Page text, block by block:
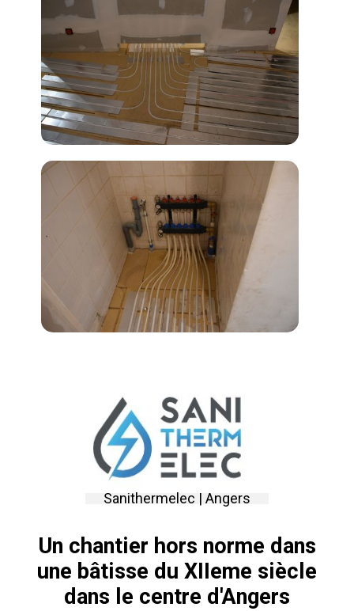
Sanithermelec | Angers
Un chantier hors norme dans
une bâtisse du XIIeme siècle
dans le centre d'Angers